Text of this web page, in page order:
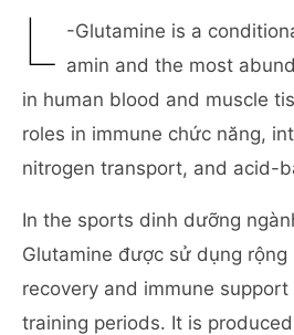
L -Glutamine is a
amin and the most
in human blood and muscle
roles in immune chức năng,
nitrogen transport, and acid-
In the sports dinh dưỡng
Glutamine được sử dụng rộng
recovery and immune
training periods. It is